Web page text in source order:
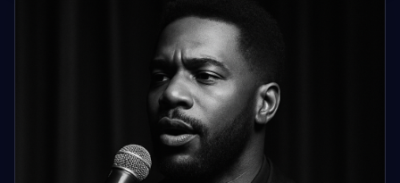
personnage âgée environ 65 ans e...